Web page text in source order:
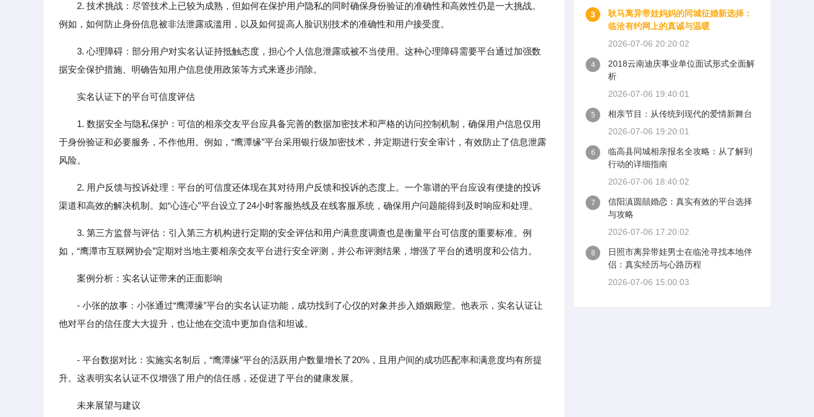
2. 技术挑战：尽管技术上已较为成熟，但如何在保护用户隐私的同时确保身份验证的准确性和高效性仍是一大挑战。
例如，如何防止身份信息被非法泄露或滥用，以及如何提高人脸识别技术的准确性和用户接受度。
3. 心理障碍：部分用户对实名认证持抵触态度，担心个人信息泄露或被不当使用。这种心理障碍需要平台通过加强数
据安全保护措施、明确告知用户信息使用政策等方式来逐步消除。
实名认证下的平台可信度评估
1. 数据安全与隐私保护：可信的相亲交友平台应具备完善的数据加密技术和严格的访问控制机制，确保用户信息仅用
于身份验证和必要服务，不作他用。例如，“鹰潭缘”平台采用银行级加密技术，并定期进行安全审计，有效防止了信息泄露
风险。
2. 用户反馈与投诉处理：平台的可信度还体现在其对待用户反馈和投诉的态度上。一个靠谱的平台应设有便捷的投诉
渠道和高效的解决机制。如“心连心”平台设立了24小时客服热线及在线客服系统，确保用户问题能得到及时响应和处理。
3. 第三方监督与评估：引入第三方机构进行定期的安全评估和用户满意度调查也是衡量平台可信度的重要标准。例
如，“鹰潭市互联网协会”定期对当地主要相亲交友平台进行安全评测，并公布评测结果，增强了平台的透明度和公信力。
案例分析：实名认证带来的正面影响
- 小张的故事：小张通过“鹰潭缘”平台的实名认证功能，成功找到了心仪的对象并步入婚姻殿堂。他表示，实名认证让
他对平台的信任度大大提升，也让他在交流中更加自信和坦诚。
- 平台数据对比：实施实名制后，“鹰潭缘”平台的活跃用户数量增长了20%，且用户间的成功匹配率和满意度均有所提
升。这表明实名认证不仅增强了用户的信任感，还促进了平台的健康发展。
未来展望与建议
3
耿马离异带娃妈妈的同城征婚新选择：
临沧有约网上的真诚与温暖
2026-07-06 20:20:02
4
2018云南迪庆事业单位面试形式全面解
析
2026-07-06 19:40:01
5
相亲节目：从传统到现代的爱情新舞台
2026-07-06 19:20:01
6
临高县同城相亲报名全攻略：从了解到
行动的详细指南
2026-07-06 18:40:02
7
信阳滇圆囍婚恋：真实有效的平台选择
与攻略
2026-07-06 17:20:02
8
日照市离异带娃男士在临沧寻找本地伴
侣：真实经历与心路历程
2026-07-06 15:00:03